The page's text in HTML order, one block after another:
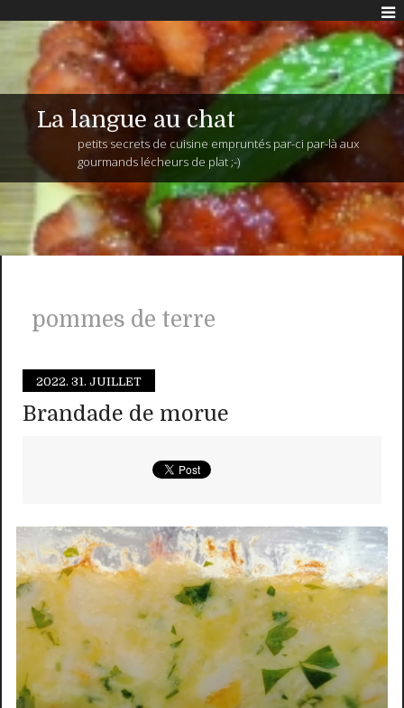
La langue au chat
petits secrets de cuisine empruntés par-ci par-là aux
gourmands lécheurs de plat ;-)
pommes de terre
2022. 31. JUILLET
Brandade de morue